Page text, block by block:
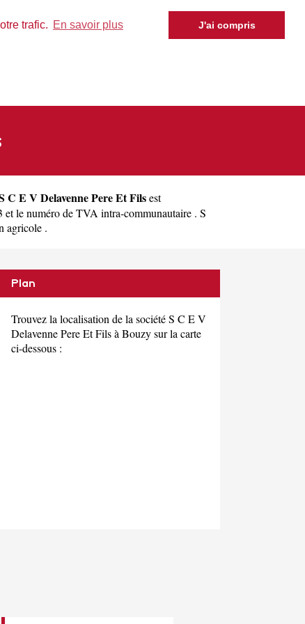
trafic. En savoir plus J'ai compris
C E V Delavenne Pere Et Filsest
le numéro de TVA intra-communautaire . S
agricole .
Plan
Trouvez la localisation de la société S C E V
Delavenne Pere Et Fils à Bouzy sur la carte
ci-dessous :